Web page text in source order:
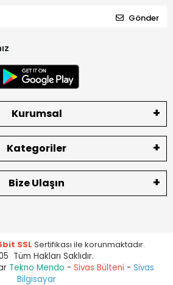
Gönder
Kurumsal
Kategoriler
Bize Ulaşın
SSL Sertifikası ile korunmaktadır.
Tüm Hakları Saklıdır.
Tekno Mendo - Sivas Bülteni - Sivas
Bilgisayar